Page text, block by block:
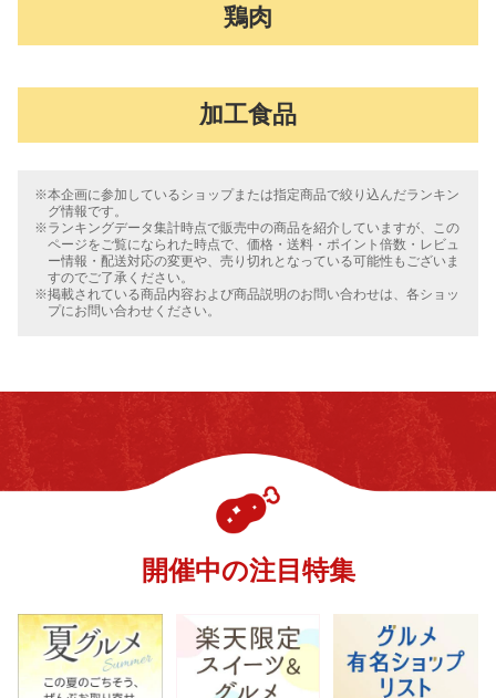
鶏肉
加工食品
※本企画に参加しているショップまたは指定商品で絞り込んだランキン
グ情報です。
※ランキングデータ集計時点で販売中の商品を紹介していますが、この
ページをご覧になられた時点で、価格・送料・ポイント倍数・レビュ
ー情報・配送対応の変更や、売り切れとなっている可能性もございま
すのでご了承ください。
※掲載されている商品内容および商品説明のお問い合わせは、各ショッ
プにお問い合わせください。
開催中の注目特集